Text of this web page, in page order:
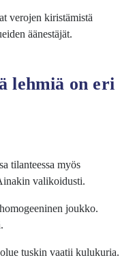
verojen kiristämistä
äänestäjät.
lehmiä on eri
tilanteessa myös
valikoidusti.
joukko.
tuskin vaatii kulukuria.